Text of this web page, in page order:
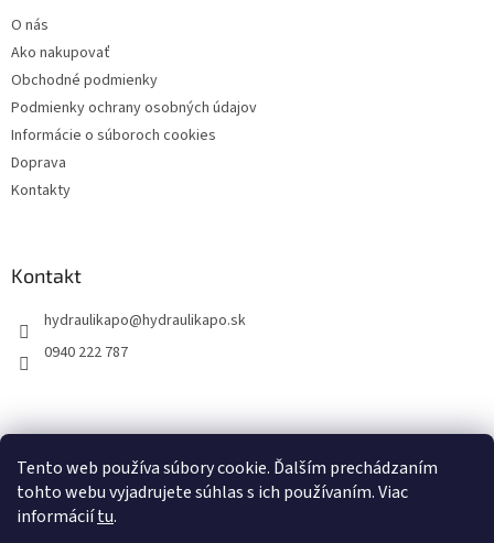
Tento web používa súbory cookie. Ďalším prechádzaním
tohto webu vyjadrujete súhlas s ich používaním. Viac
informáciítu.
O nás
Ako nakupovať
Obchodné podmienky
Podmienky ochrany osobných údajov
Informácie o súboroch cookies
Doprava
Kontakty
Kontakt
hydraulikapo@hydraulikapo.sk
0940 222 787